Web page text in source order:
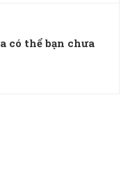
có thể bạn chưa